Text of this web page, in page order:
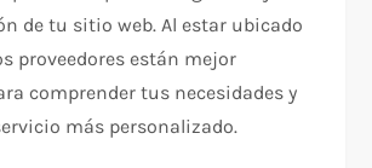
de tu sitio web. Al estar ubicado
proveedores están mejor
comprender tus necesidades y
más personalizado.